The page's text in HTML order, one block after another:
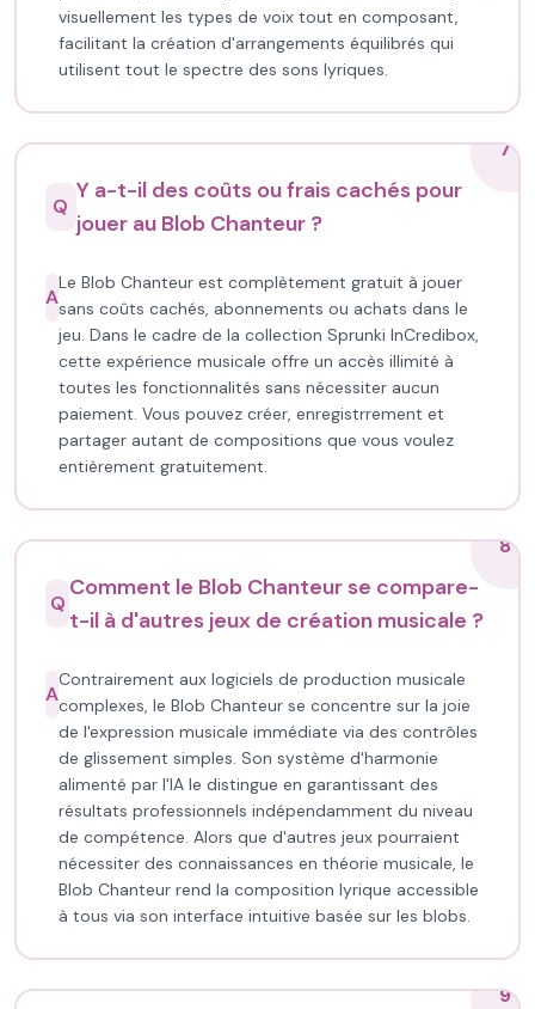
visuellement les types de voix tout en composant,
facilitant la création d'arrangements équilibrés qui
utilisent tout le spectre des sons lyriques.
7
Q
Y a-t-il des coûts ou frais cachés pour
jouer au Blob Chanteur ?
A
Le Blob Chanteur est complètement gratuit à jouer
sans coûts cachés, abonnements ou achats dans le
jeu. Dans le cadre de la collection Sprunki InCredibox,
cette expérience musicale offre un accès illimité à
toutes les fonctionnalités sans nécessiter aucun
paiement. Vous pouvez créer, enregistrrement et
partager autant de compositions que vous voulez
entièrement gratuitement.
8
Q
Comment le Blob Chanteur se compare-
t-il à d'autres jeux de création musicale ?
A
Contrairement aux logiciels de production musicale
complexes, le Blob Chanteur se concentre sur la joie
de l'expression musicale immédiate via des contrôles
de glissement simples. Son système d'harmonie
alimenté par l'IA le distingue en garantissant des
résultats professionnels indépendamment du niveau
de compétence. Alors que d'autres jeux pourraient
nécessiter des connaissances en théorie musicale, le
Blob Chanteur rend la composition lyrique accessible
à tous via son interface intuitive basée sur les blobs.
9